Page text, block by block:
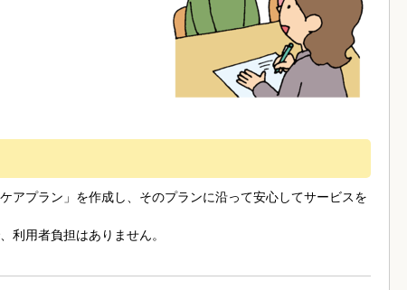
アプラン」を作成し、そのプランに沿って安心してサービスを
利用者負担はありません。